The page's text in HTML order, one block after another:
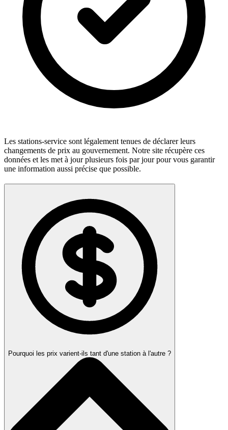
Les stations-service sont légalement tenues de déclarer leurs
changements de prix au gouvernement. Notre site récupère ces
données et les met à jour plusieurs fois par jour pour vous garantir
une information aussi précise que possible.
Pourquoi les prix varient-ils tant d'une station à l'autre ?